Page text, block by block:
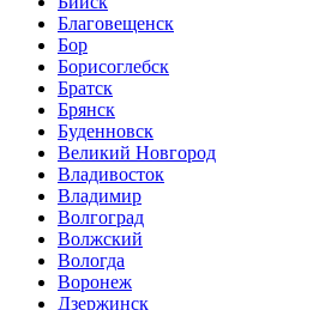
Благовещенск
Бор
Борисоглебск
Братск
Брянск
Буденновск
Великий Новгород
Владивосток
Владимир
Волгоград
Волжский
Вологда
Воронеж
Дзержинск